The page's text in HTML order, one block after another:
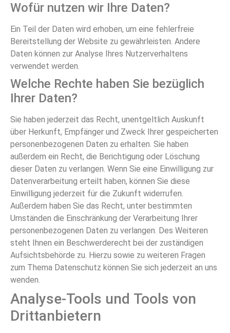
Wofür nutzen wir Ihre Daten?
Ein Teil der Daten wird erhoben, um eine fehlerfreie
Bereitstellung der Website zu gewährleisten. Andere
Daten können zur Analyse Ihres Nutzerverhaltens
verwendet werden.
Welche Rechte haben Sie bezüglich
Ihrer Daten?
Sie haben jederzeit das Recht, unentgeltlich Auskunft
über Herkunft, Empfänger und Zweck Ihrer gespeicherten
personenbezogenen Daten zu erhalten. Sie haben
außerdem ein Recht, die Berichtigung oder Löschung
dieser Daten zu verlangen. Wenn Sie eine Einwilligung zur
Datenverarbeitung erteilt haben, können Sie diese
Einwilligung jederzeit für die Zukunft widerrufen.
Außerdem haben Sie das Recht, unter bestimmten
Umständen die Einschränkung der Verarbeitung Ihrer
personenbezogenen Daten zu verlangen. Des Weiteren
steht Ihnen ein Beschwerderecht bei der zuständigen
Aufsichtsbehörde zu. Hierzu sowie zu weiteren Fragen
zum Thema Datenschutz können Sie sich jederzeit an uns
wenden.
Analyse-Tools und Tools von
Dritt­anbietern